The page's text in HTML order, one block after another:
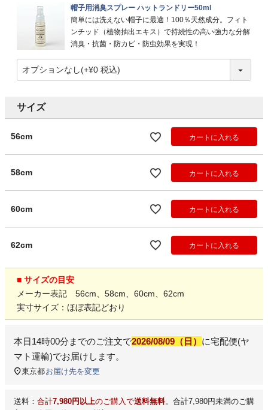
帽子用消臭スプレー ハットランドリー50ml
簡単には洗えない帽子に最適！100％天然成分。フィト
ンチッド（植物抽出エキス）で持続性の高い強力な分解
消臭・抗菌・防カビ・防虫効果を実現！
サイズ
56cm カートに入れる
58cm カートに入れる
60cm カートに入れる
62cm カートに入れる
■ サイズの目安
メーカー表記 56cm、58cm、60cm、62cm
実寸サイズ：ほぼ表記どおり
本日14時00分 までのご注文で2026/08/09（日） に宅配便(ヤ
マト運輸)でお届けします。
東京都お届け先を変更
送料： 合計7,980円以上のご購入で送料無料。合計7,980円未満のご購